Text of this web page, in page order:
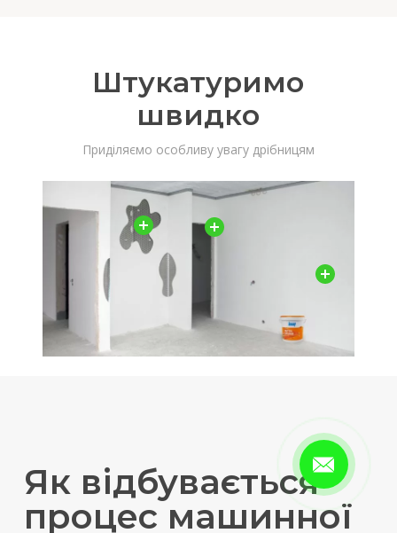
Штукатуримо
швидко
Приділяємо особливу увагу дрібницям
Як відбувається
процес машинної